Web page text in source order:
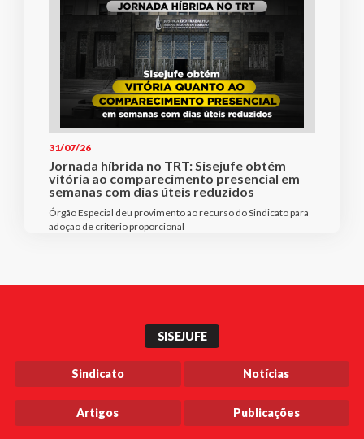
31/07/26
Jornada híbrida no TRT: Sisejufe obtém
vitória ao comparecimento presencial em
semanas com dias úteis reduzidos
Órgão Especial deu provimento ao recurso do Sindicato para
adoção de critério proporcional
SISEJUFE
Sindicato Notícias
Artigos Publicações